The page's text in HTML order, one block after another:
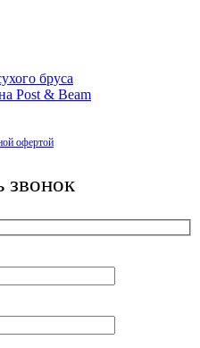
бруса
Post & Beam
офертой
звонок